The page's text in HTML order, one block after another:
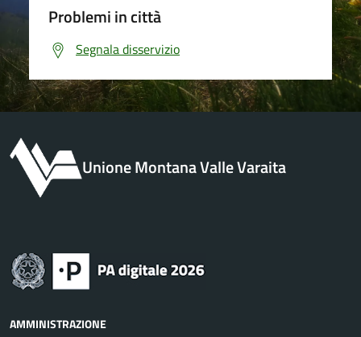
Problemi in città
Segnala disservizio
Unione Montana Valle Varaita
AMMINISTRAZIONE